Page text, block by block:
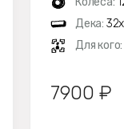
Дека:
Для кого:
7900 ₽